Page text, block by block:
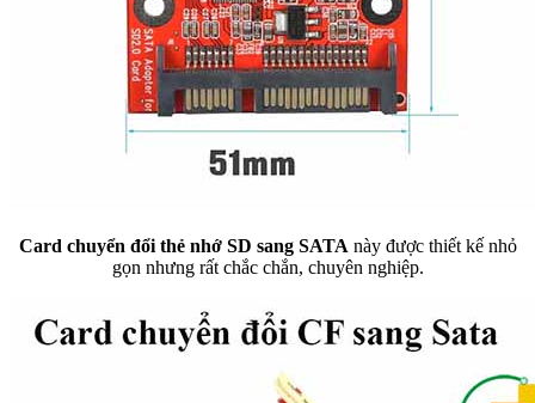
Card chuyển đổi thẻ nhớ SD sang SATA này được thiết kế nhỏ
gọn nhưng rất chắc chắn, chuyên nghiệp.